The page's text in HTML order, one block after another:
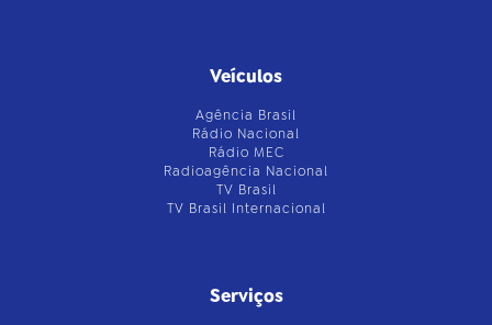
Veículos
Agência Brasil
Rádio Nacional
Rádio MEC
Radioagência Nacional
TV Brasil
TV Brasil Internacional
Serviços